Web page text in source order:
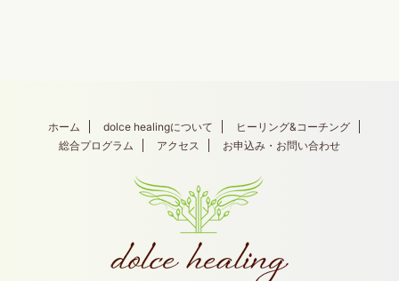
ホーム dolce healingについて
ヒーリング&コーチング
総合プログラム
アクセス お申込み・お問い合わせ